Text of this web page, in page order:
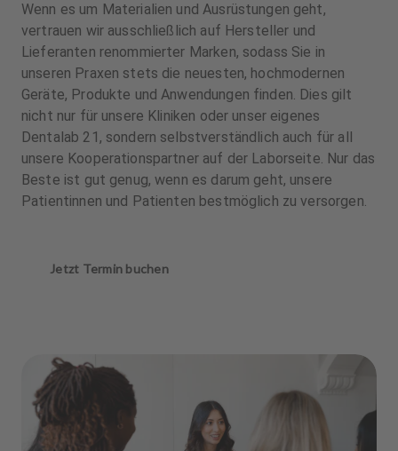
Wenn es um Materialien und Ausrüstungen geht,
vertrauen wir ausschließlich auf Hersteller und
Lieferanten renommierter Marken, sodass Sie in
unseren Praxen stets die neuesten, hochmodernen
Geräte, Produkte und Anwendungen finden. Dies gilt
nicht nur für unsere Kliniken oder unser eigenes
Dentalab 21, sondern selbstverständlich auch für all
unsere Kooperationspartner auf der Laborseite. Nur das
Beste ist gut genug, wenn es darum geht, unsere
Patientinnen und Patienten bestmöglich zu versorgen.
Jetzt Termin buchen